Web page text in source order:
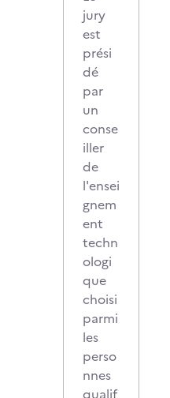
jury
est
prési
dé
par
un
conse
iller
de
l'ensei
gnem
ent
techn
ologi
que
choisi
parmi
les
perso
nnes
qualif